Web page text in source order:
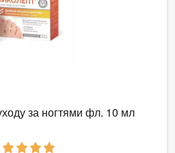
за ногтями фл. 10 мл